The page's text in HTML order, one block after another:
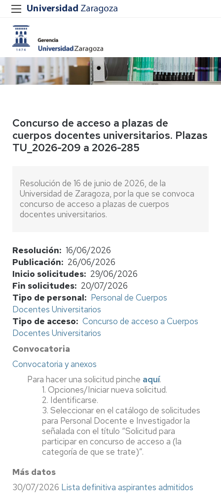
Concurso de acceso a plazas de
cuerpos docentes universitarios. Plazas
TU_2026-209 a 2026-285
Resolución de 16 de junio de 2026, de la
Universidad de Zaragoza, por la que se convoca
concurso de acceso a plazas de cuerpos
docentes universitarios.
Resolución
16/06/2026
Publicación
26/06/2026
Inicio solicitudes
29/06/2026
Fin solicitudes
20/07/2026
Tipo de personal
Personal de Cuerpos
Docentes Universitarios
Tipo de acceso
Concurso de acceso a Cuerpos
Docentes Universitarios
Convocatoria
Convocatoria y anexos
Para hacer una solicitud pinche aquí.
1. Opciones/Iniciar nueva solicitud.
2. Identificarse.
3. Seleccionar en el catálogo de solicitudes
para Personal Docente e Investigador la
señalada con el título “Solicitud para
participar en concurso de acceso a (la
categoría de que se trate)”.
Más datos
30/07/2026 Lista definitiva aspirantes admitidos